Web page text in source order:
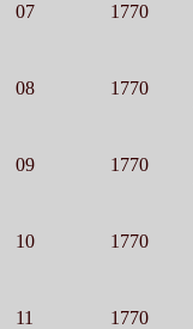
07 1770
08
1770
09
1770
10
1770
11
1770